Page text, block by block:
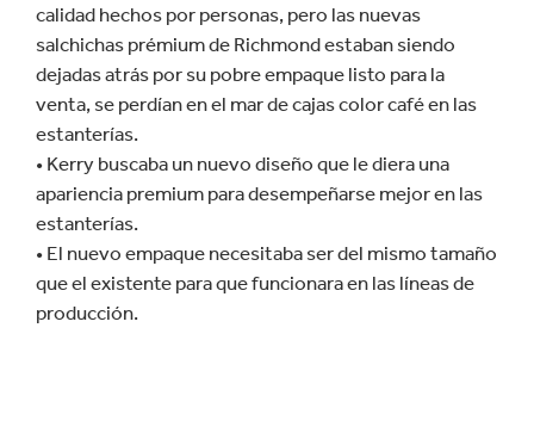
calidad hechos por personas, pero las nuevas
salchichas prémium de Richmond estaban siendo
dejadas atrás por su pobre empaque listo para la
venta, se perdían en el mar de cajas color café en las
estanterías.
• Kerry buscaba un nuevo diseño que le diera una
apariencia premium para desempeñarse mejor en las
estanterías.
• El nuevo empaque necesitaba ser del mismo tamaño
que el existente para que funcionara en las líneas de
producción.